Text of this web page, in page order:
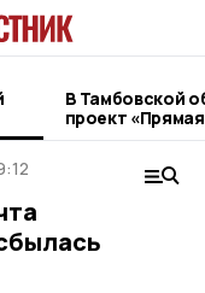
В Тамбовской
проект
ветеранов СВО